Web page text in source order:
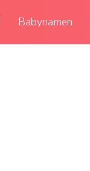
Babynamen